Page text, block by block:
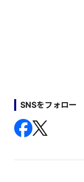
SNSをフォロー